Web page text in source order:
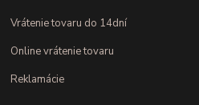
Vrátenie tovaru do 14dní
Online vrátenie tovaru
Reklamácie